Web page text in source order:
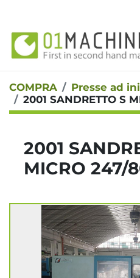
COMPRA Presse ad
2001 SANDRETTO S
2001
MICRO 247/